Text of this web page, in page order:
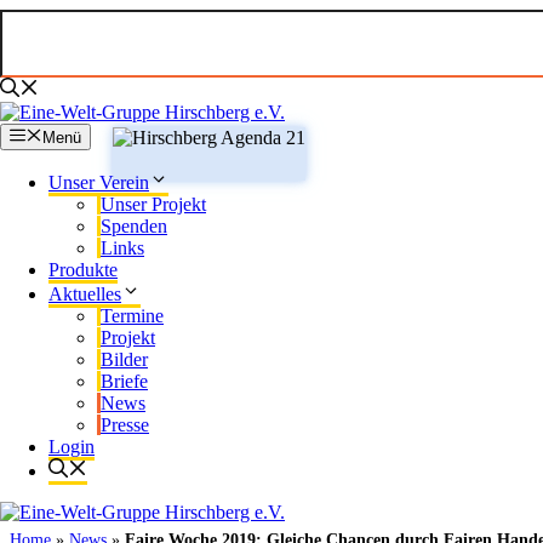
Zum
Menü
Unser Verein
Unser Projekt
Spenden
Links
Produkte
Aktuelles
Termine
Projekt
Bilder
Briefe
News
Presse
Login